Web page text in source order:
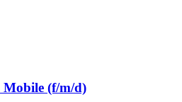
Mobile (f/m/d)